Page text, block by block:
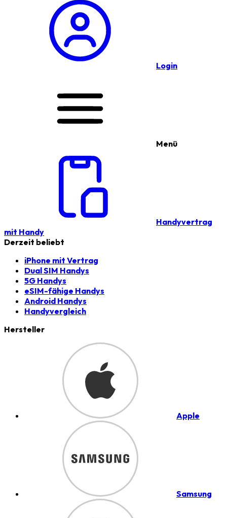
Login
Menü
Handyvertrag
mit Handy
Derzeit beliebt
iPhone mit Vertrag
Dual SIM Handys
5G Handys
eSIM-fähige Handys
Android Handys
Handyvergleich
Hersteller
Apple
Samsung